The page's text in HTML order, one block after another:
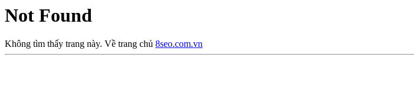
Not Found
Không tìm thấy trang này. Về trang chủ 8seo.com.vn